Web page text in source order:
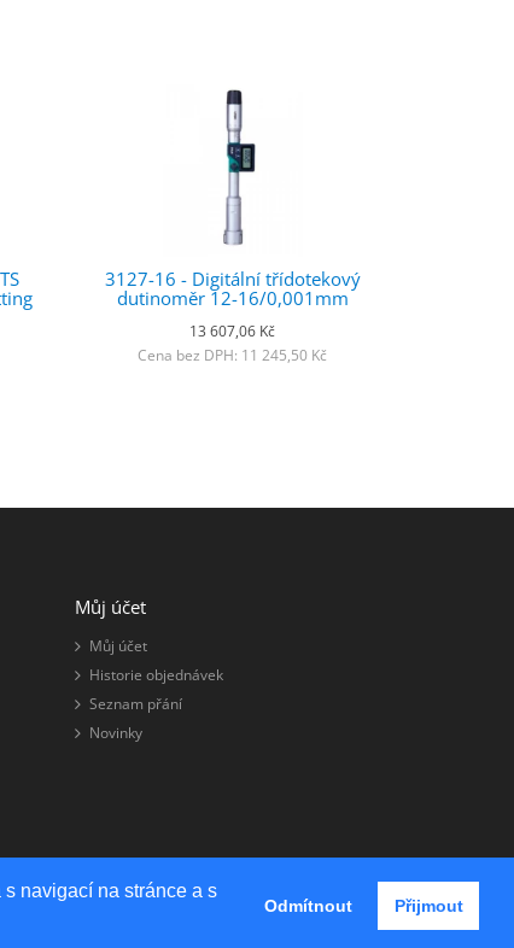
navigací na stránce a s
Odmítnout Přijmout
3127-16 - Digitální třídotekový
dutinoměr 12-16/0,001mm
13 607,06 Kč
Cena bez DPH: 11 245,50 Kč
Můj účet
Můj účet
Historie objednávek
Seznam přání
Novinky
OpenCart Theme ByHarnishDesign